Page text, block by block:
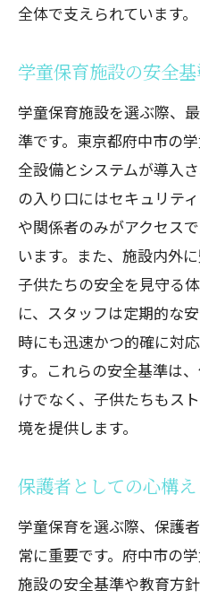
全体で支えられています。
学童保育施設の安全
学童保育施設を選ぶ際、
準です。東京都府中市の
全設備とシステムが導入
の入り口にはセキュリテ
や関係者のみがアクセス
います。また、施設内外
子供たちの安全を見守る
に、スタッフは定期的な
時にも迅速かつ的確に対
す。これらの安全基準は
けでなく、子供たちもス
境を提供します。
保護者としての心構
学童保育を選ぶ際、保護
常に重要です。府中市の
施設の安全基準や教育方